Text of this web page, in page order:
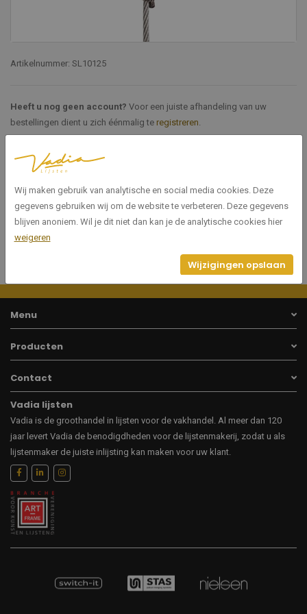
Artikelnummer: SL10125
Heeft u nog geen account? Voor een juiste afhandeling van uw
bestellingen dient u zich éénmalig te registreren.
Specificaties
Artikelnummer SL10125
Menu
Producten
Contact
Vadia lijsten
Vadia is de groothandel in lijsten voor de vakhandel. Al meer dan 120
jaar levert Vadia de benodigdheden voor de lijstenmakerij, zodat u als
lijstenmaker de juiste inlijsting kan maken voor uw klant.
Wij maken gebruik van analytische en social media cookies. Deze
gegevens gebruiken wij om de website te verbeteren. Deze gegevens
blijven anoniem. Wil je dit niet dan kan je de analytische cookies hier
weigeren
Wijzigingen opslaan